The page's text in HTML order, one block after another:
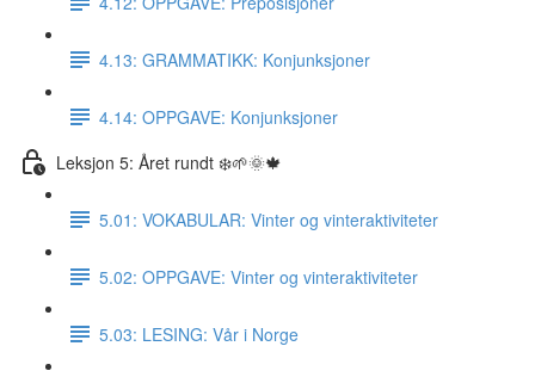
4.13: GRAMMATIKK: Konjunksjoner
4.14: OPPGAVE: Konjunksjoner
Leksjon 5: Året rundt ❄️🌱🌞🍁
5.01: VOKABULAR: Vinter og vinteraktiviteter
5.02: OPPGAVE: Vinter og vinteraktiviteter
5.03: LESING: Vår i Norge